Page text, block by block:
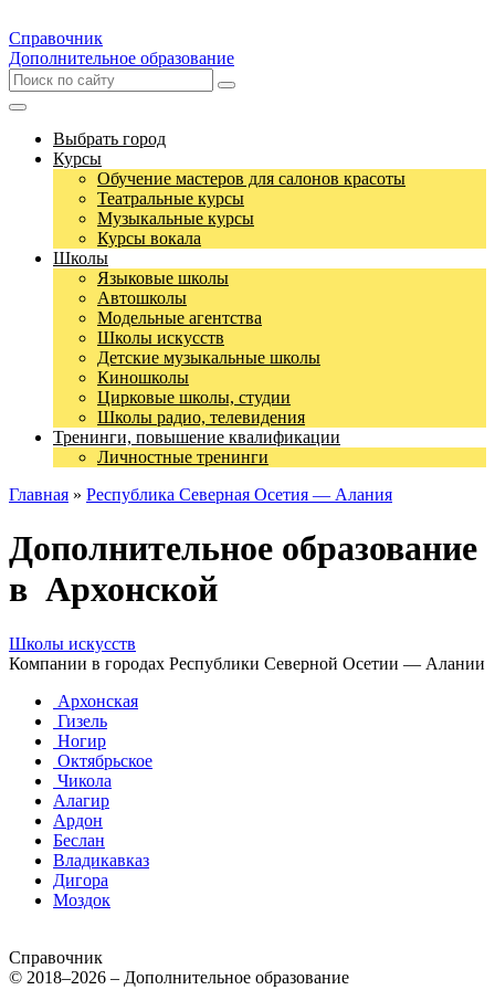
Справочник
Дополнительное образование
Выбрать город
Курсы
Обучение мастеров для салонов красоты
Театральные курсы
Музыкальные курсы
Курсы вокала
Школы
Языковые школы
Автошколы
Модельные агентства
Школы искусств
Детские музыкальные школы
Киношколы
Цирковые школы, студии
Школы радио, телевидения
Тренинги, повышение квалификации
Личностные тренинги
Главная » Республика Северная Осетия — Алания
Дополнительное образование
в Архонской
Школы искусств
Компании в городах Республики Северной Осетии — Алании
Архонская
Гизель
Ногир
Октябрьское
Чикола
Алагир
Ардон
Беслан
Владикавказ
Дигора
Моздок
Справочник
© 2018–2026 – Дополнительное образование